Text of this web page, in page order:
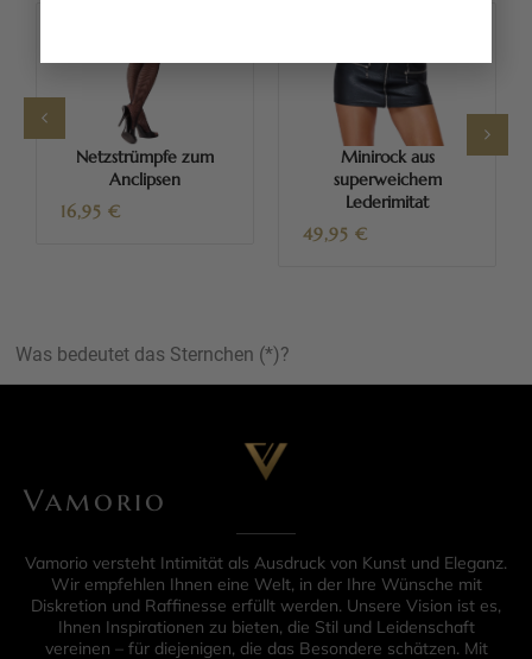
Netzstrümpfe zum
Anclipsen
16,95 €
Minirock aus
superweichem
Lederimitat
49,95 €
Was bedeutet das Sternchen (*)?
Vamorio
Vamorio versteht Intimität als Ausdruck von Kunst und Eleganz.
Wir empfehlen Ihnen eine Welt, in der Ihre Wünsche mit
Diskretion und Raffinesse erfüllt werden. Unsere Vision ist es,
Ihnen Inspirationen zu bieten, die Stil und Leidenschaft
vereinen – für diejenigen, die das Besondere schätzen. Mit